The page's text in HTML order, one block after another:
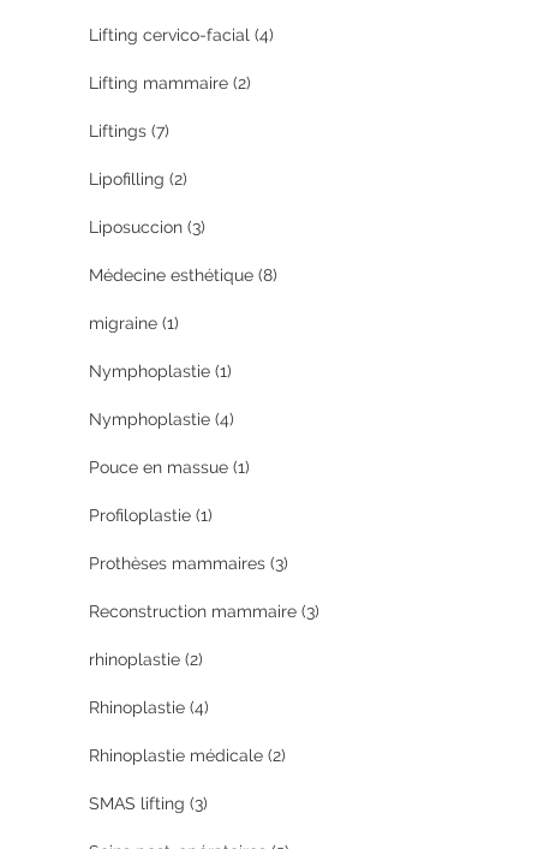
Lifting cervico-facial (4)
Lifting mammaire (2)
Liftings (7)
Lipofilling (2)
Liposuccion (3)
Médecine esthétique (8)
migraine (1)
Nymphoplastie (1)
Nymphoplastie (4)
Pouce en massue (1)
Profiloplastie (1)
Prothèses mammaires (3)
Reconstruction mammaire (3)
rhinoplastie (2)
Rhinoplastie (4)
Rhinoplastie médicale (2)
SMAS lifting (3)